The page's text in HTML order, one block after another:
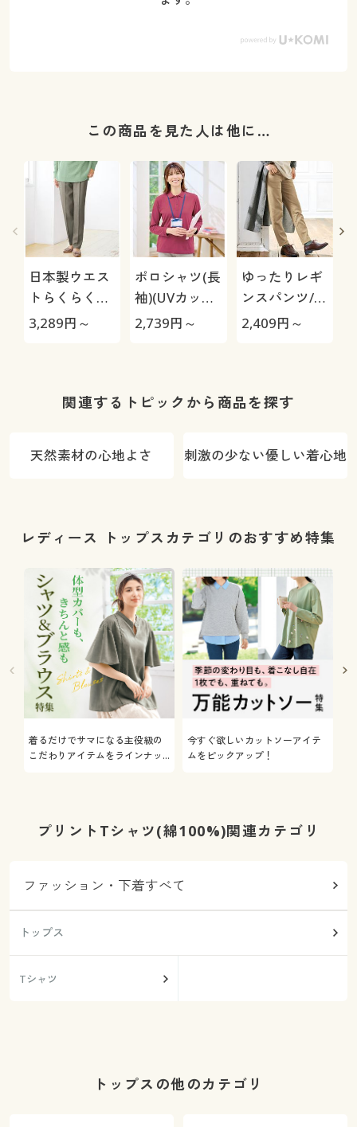
この商品を見た人は他に…
日本製ウエス
トらくらくミ
セスパンツ(日
機OK・シワに
3,289円～
ポロシャツ(長
袖)(UVカッ
ト・洗濯機
2,739円～
ゆったりレギ
ンスパンツ/細
見えが叶うら
ト・速乾・洗
2,409円～
関連するトピックから商品を探す
天然素材の心地よさ 刺激の少ない優しい着心地
レディース トップスカテゴリのおすすめ特集
着るだけでサマになる主役級の
こだわりアイテムをラインナッ
今すぐ欲しいカットソーアイテ
ムをピックアップ！
プリントTシャツ(綿100%)関連カテゴリ
ファッション・下着すべて
トップス
Tシャツ
トップスの他のカテゴリ